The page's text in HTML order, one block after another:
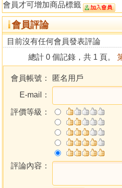
尚怔忡，深恐言粗語拙，管見赤心
陳以國
目錄
基礎篇
1. 十二經氣血多少歌
2. 十二經營行次序逆順歌
3. 十四經穴分寸歌
4. 十四經要穴主治歌
7. 八脈配八卦歌
9. 銅人指要賦
會員才可增加商品標籤
會員評論
目前沒有任何會員發表評論
總計 0 個記錄，共 1 頁。
會員帳號：
匿名用戶
E-mail：
評價等級：
評論內容：